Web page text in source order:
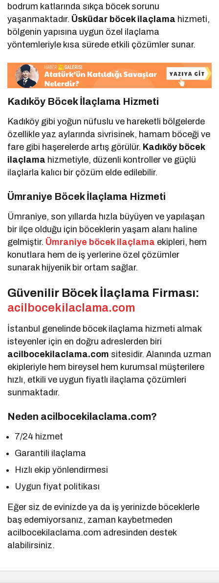
bodrum katlarında sıkça böcek sorunu
yaşanmaktadır. Üsküdar böcek ilaçlama hizmeti,
bölgenin yapısına uygun özel ilaçlama
yöntemleriyle kısa sürede etkili çözümler sunar.
Kadıköy Böcek İlaçlama Hizmeti
Kadıköy gibi yoğun nüfuslu ve hareketli bölgelerde
özellikle yaz aylarında sivrisinek, hamam böceği ve
fare gibi haşerelerde artış görülür. Kadıköy böcek
ilaçlama hizmetiyle, düzenli kontroller ve güçlü
ilaçlarla kalıcı bir çözüm elde edilebilir.
Ümraniye Böcek İlaçlama Hizmeti
Ümraniye, son yıllarda hızla büyüyen ve yapılaşan
bir ilçe olduğu için böceklerin yaşam alanı haline
gelmiştir. Ümraniye böcek ilaçlama ekipleri, hem
konutlara hem de iş yerlerine özel çözümler
sunarak hijyenik bir ortam sağlar.
Güvenilir Böcek İlaçlama Firması:
acilbocekilaclama.com
İstanbul genelinde böcek ilaçlama hizmeti almak
isteyenler için en doğru adreslerden biri
acilbocekilaclama.com sitesidir. Alanında uzman
ekipleriyle hem bireysel hem kurumsal müşterilere
hızlı, etkili ve uygun fiyatlı ilaçlama çözümleri
sunmaktadır.
Neden acilbocekilaclama.com?
7/24 hizmet
Garantili ilaçlama
Hızlı ekip yönlendirmesi
Uygun fiyat politikası
Eğer siz de evinizde ya da iş yerinizde böceklerle
baş edemiyorsanız, zaman kaybetmeden
acilbocekilaclama.com adresinden destek
alabilirsiniz.